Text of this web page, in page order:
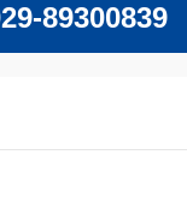
89300839